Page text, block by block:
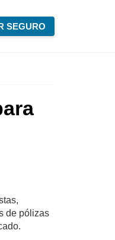
SEGURO
de pólizas